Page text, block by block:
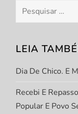
e
o
s
t
Pesquisar
por:
LEIA
Dia De Chico. E
Recebi E
Popular E Povo